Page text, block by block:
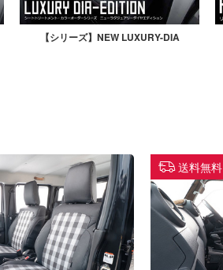
【シリーズ】NEW LUXURY-DIA
送料無料